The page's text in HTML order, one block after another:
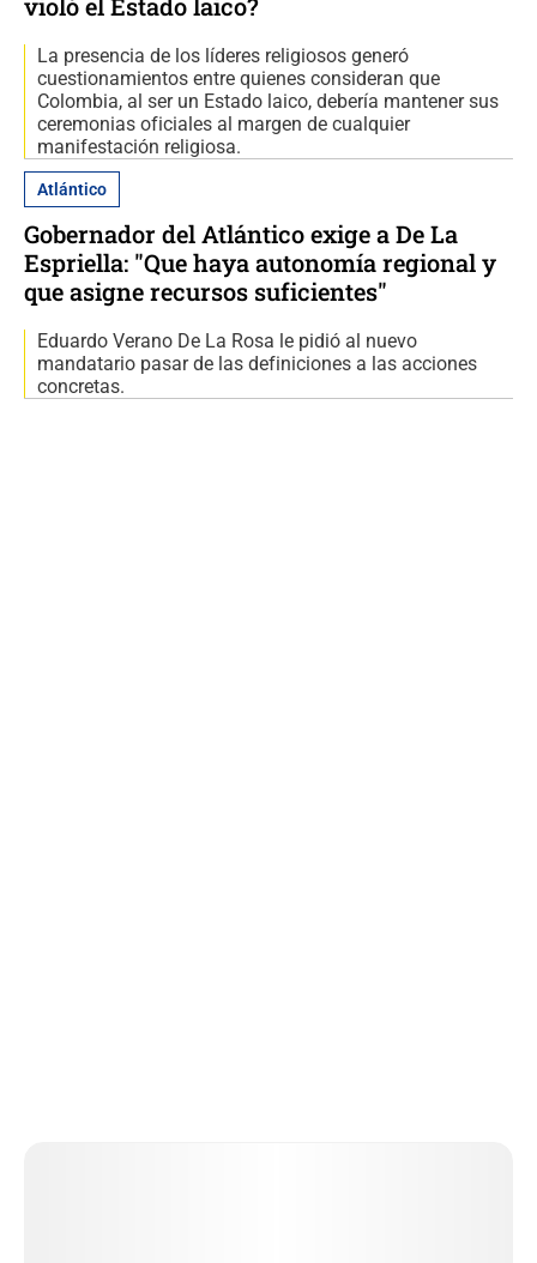
La presencia de los líderes religiosos generó
cuestionamientos entre quienes consideran que
Colombia, al ser un Estado laico, debería mantener sus
ceremonias oficiales al margen de cualquier
manifestación religiosa.
Atlántico
Gobernador del Atlántico exige a De La
Espriella: "Que haya autonomía regional y
que asigne recursos suficientes"
Eduardo Verano De La Rosa le pidió al nuevo
mandatario pasar de las definiciones a las acciones
concretas.